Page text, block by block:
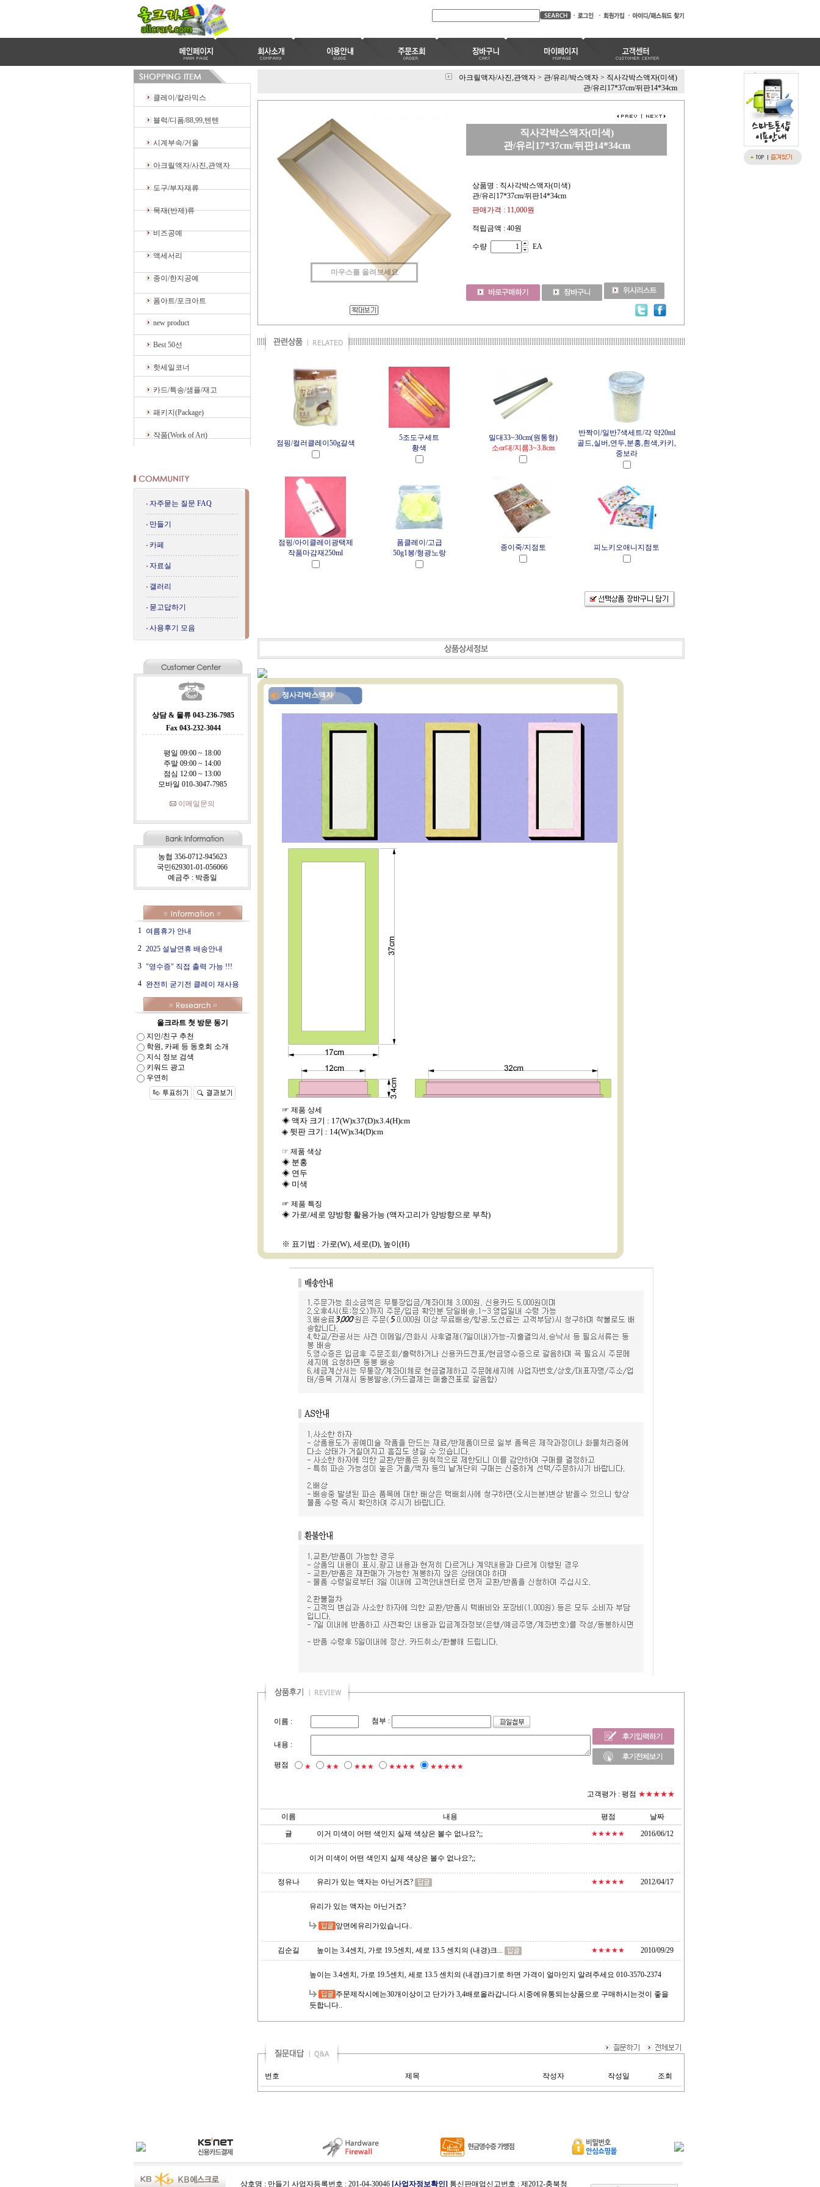
클레이/칼라믹스
블럭/디폼/88,99,텐텐
시계부속/거울
아크릴액자/사진,관액자
도구/부자재류
목재(반제)류
비즈공예
액세서리
종이/한지공예
폼아트/포크아트
new product
Best 50선
핫세일코너
카드/특송/샘플/재고
패키지(Package)
작품(Work of Art)
자주묻는 질문 FAQ
만들기
카페
자료실
갤러리
묻고답하기
사용후기 모음
상담 & 물류 043-236-7985
Fax 043-232-3044
평일 09:00 ~ 18:00
주말 09:00 ~ 14:00
점심 12:00 ~ 13:00
모바일 010-3047-7985
이메일문의
농협 356-0712-945623
국민629301-01-056066
예금주 : 박종일
1 여름휴가 안내
2 2025 설날연휴 배송안내
3 "영수증" 직접 출력 가능 !!!
4 완전히 굳기전 클레이 재사용
올크라트 첫 방문 동기
지인/친구 추천
학원, 카페 등 동호회 소개
지식 정보 검색
키워드 광고
우연히
아크릴액자/사진,관액자 > 관/유리/박스액자 > 직사각박스액자(미색)
관/유리17*37cm/뒤판14*34cm
마우스를 올려보세요
직사각박스액자(미색)
관/유리17*37cm/뒤판14*34cm
상품명 : 직사각박스액자(미색)
관/유리17*37cm/뒤판14*34cm
판매가격 : 11,000원
적립금액 : 40원
수량 EA
점핑/컬러클레이50g갈색
5조도구세트
황색
밀대33~30cm(원통형)
소or대/지름3~3.8cm
반짝이/일반7색세트/각 약20ml
골드,실버,연두,분홍,흰색,카키,
중보라
점핑/아이클레이광택제
작품마감재250ml
폼클레이/고급
50g1봉/형광노랑
종이죽/지점토 피노키오애니지점토
정사각박스액자
☞ 제품 상세
◈ 액자 크기 : 17(W)x37(D)x3.4(H)cm
◈ 뒷판 크기 : 14(W)x34(D)cm
☞ 제품 색상
◈ 분홍
◈ 연두
◈ 미색
☞ 제품 특징
◈ 가로/세로 양방향 활용가능 (액자고리가 양방향으로 부착)
※ 표기법 : 가로(W), 세로(D), 높이(H)
이름 : 첨부 :
내용 :
평점 ★ ★★ ★★★ ★★★★ ★★★★★
고객평가 : 평점 ★★★★★
이름 내용 평점
날짜
귤
이거 미색이 어떤 색인지 실제 색상은 볼수 없나요?;; ★★★★★ 2016/06/12
이거 미색이 어떤 색인지 실제 색상은 볼수 없나요?;;
정유나 유리가 있는 액자는 아닌거죠? ★★★★★ 2012/04/17
유리가 있는 액자는 아닌거죠?
앞면에유리가있습니다..
김순길 높이는 3.4센치, 가로 19.5센치, 세로 13.5 센치의 (내경)크... ★★★★★ 2010/09/29
높이는 3.4센치, 가로 19.5센치, 세로 13.5 센치의 (내경)크기로 하면 가격이 얼마인지 알려주세요 010-3570-2374
주문제작시에는30개이상이고 단가가 3,4배로올라갑니다.시중에유통되는상품으로 구매하시는것이 좋을
듯합니다..
번호 제목 작성자 작성일 조회
상호명 : 만들기 사업자등록번호 : 201-04-30046 [사업자정보확인] 통신판매업신고번호 : 제2012-충북청